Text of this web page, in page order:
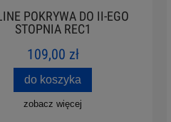
POKRYWA DO II-EGO
STOPNIA REC1
109,00 zł
do koszyka
zobacz więcej